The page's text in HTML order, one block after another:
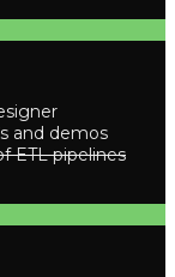
and demos
ETL pipelines